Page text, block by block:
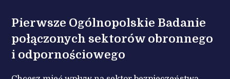
Pierwsze Ogólnopolskie Badanie
połączonych sektorów obronnego
i odpornościowego